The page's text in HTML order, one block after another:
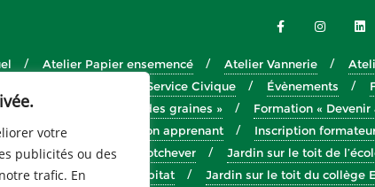
votre
publicités ou des
trafic. En
Atelier Papier ensemencé Atelier Vannerie
Devenir volontaire en Service Civique Évènements
Formation « Des villes et des graines » Formation «
de jardins
Inscription apprenant Inscription
le toit de l’école Eva Kotchever
Jardin sur le toit de
de l’entreprise RATP Habitat
Jardin sur le toit du collège